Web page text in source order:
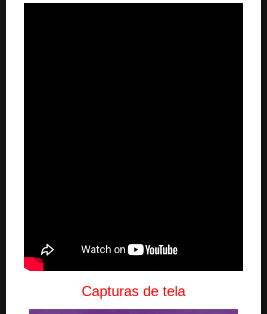
Capturas de tela